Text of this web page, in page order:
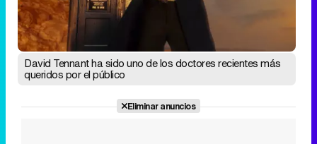
David Tennant ha sido uno de los doctores recientes más
queridos por el público
Eliminar anuncios